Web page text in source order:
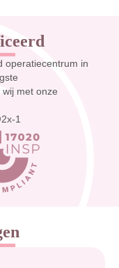
operatiecentrum in
met onze